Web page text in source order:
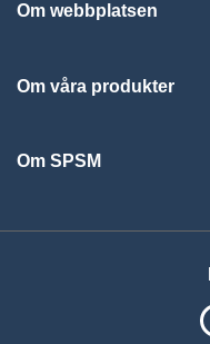
Om webbplatsen
Om våra produkter
Om SPSM